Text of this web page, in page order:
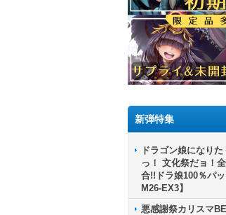
新弾特集
ドラゴン娘になり
っ！ 文化祭だョ！
合!!ドラ娘100％パ
M26-EX3】
悪感謝祭カリスマ